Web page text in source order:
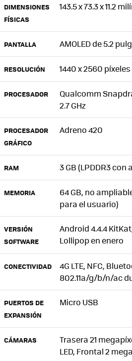
DIMENSIONES
FÍSICAS
143.5 x 73.3 x 11.2
PANTALLA AMOLED de 5.2
RESOLUCIÓN 1440 x 2560
PROCESADOR
Qualcomm
2.7 GHz
PROCESADOR
GRÁFICO
Adreno 420
RAM 3 GB (LPDDR3
MEMORIA
64 GB, no
para el usuario)
VERSIÓN
SOFTWARE
Android 4.4.4
Lollipop en enero
CONECTIVIDAD
4G LTE, NFC,
802.11a/g/b/n/ac
PUERTOS DE
EXPANSIÓN
Micro USB
CÁMARAS
Trasera 21
LED, Frontal 2